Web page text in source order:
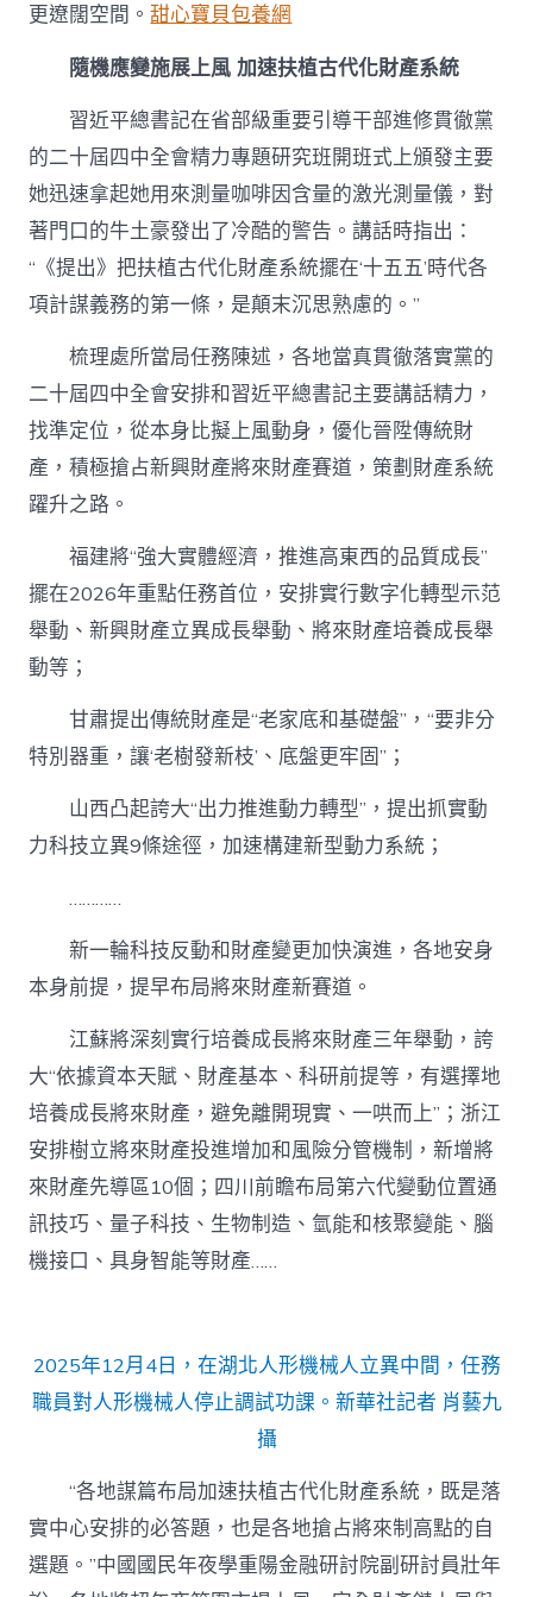
更遼闊空間。甜心寶貝包養網
隨機應變施展上風 加速扶植古代化財產系統
習近平總書記在省部級重要引導干部進修貫徹黨
的二十屆四中全會精力專題研究班開班式上頒發主要
她迅速拿起她用來測量咖啡因含量的激光測量儀，對
著門口的牛土豪發出了冷酷的警告。講話時指出：
“《提出》把扶植古代化財產系統擺在‘十五五’時代各
項計謀義務的第一條，是顛末沉思熟慮的。”
梳理處所當局任務陳述，各地當真貫徹落實黨的
二十屆四中全會安排和習近平總書記主要講話精力，
找準定位，從本身比擬上風動身，優化晉陞傳統財
產，積極搶占新興財產將來財產賽道，策劃財產系統
躍升之路。
福建將“強大實體經濟，推進高東西的品質成長”
擺在2026年重點任務首位，安排實行數字化轉型示范
舉動、新興財產立異成長舉動、將來財產培養成長舉
動等；
甘肅提出傳統財產是“老家底和基礎盤”，“要非分
特別器重，讓‘老樹發新枝’、底盤更牢固”；
山西凸起誇大“出力推進動力轉型”，提出抓實動
力科技立異9條途徑，加速構建新型動力系統；
…………
新一輪科技反動和財產變更加快演進，各地安身
本身前提，提早布局將來財產新賽道。
江蘇將深刻實行培養成長將來財產三年舉動，誇
大“依據資本天賦、財產基本、科研前提等，有選擇地
培養成長將來財產，避免離開現實、一哄而上”；浙江
安排樹立將來財產投進增加和風險分管機制，新增將
來財產先導區10個；四川前瞻布局第六代變動位置通
訊技巧、量子科技、生物制造、氫能和核聚變能、腦
機接口、具身智能等財產……
2025年12月4日，在湖北人形機械人立異中間，任務
職員對人形機械人停止調試功課。新華社記者 肖藝九
攝
“各地謀篇布局加速扶植古代化財產系統，既是落
實中心安排的必答題，也是各地搶占將來制高點的自
選題。”中國國民年夜學重陽金融研討院副研討員壯年